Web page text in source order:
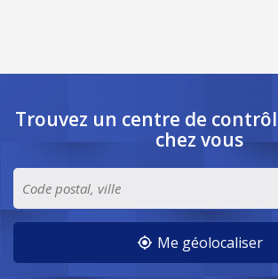
Trouvez un centre de
chez vous
Me géolocaliser